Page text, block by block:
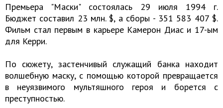
Премьера "Маски" состоялась 29 июля 1994 г.
Бюджет составил 23 млн. $, а сборы - 351 583 407 $.
Фильм стал первым в карьере Камерон Диас и 17-ым
для Керри.
По сюжету, застенчивый служащий банка находит
волшебную маску, с помощью которой превращается
в неуязвимого мультяшного героя и борется с
преступностью.